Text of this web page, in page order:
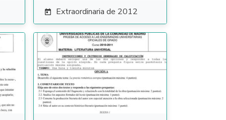
 Extraordinaria de 2012